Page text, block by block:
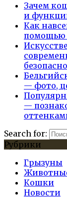
Зачем
и
Как
помощью
— фото,
—
Search for:
Рубрики
Грызуны
Кошки
Новости